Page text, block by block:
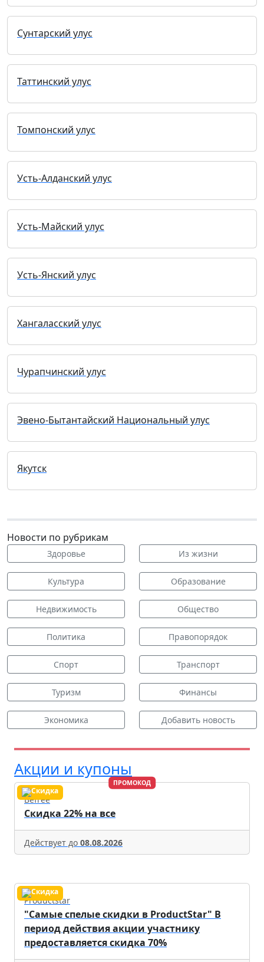
Сунтарский улус
Таттинский улус
Томпонский улус
Усть-Алданский улус
Усть-Майский улус
Усть-Янский улус
Хангаласский улус
Чурапчинский улус
Эвено-Бытантайский Национальный улус
Якутск
Новости по рубрикам
Здоровье Из жизни
Культура Образование
Недвижимость Общество
Политика Правопорядок
Спорт Транспорт
Туризм Финансы
Экономика Добавить новость
Акции и купоны
ПРОМОКОД
Befree
Скидка 22% на все
Действует до 08.08.2026
Productstar
"Самые спелые скидки в ProductStar" В
период действия акции участнику
предоставляется скидка 70%